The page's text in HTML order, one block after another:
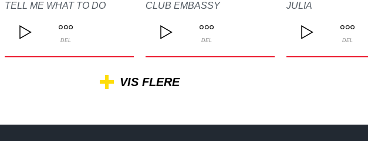
TELL ME WHAT TO DO
DEL
CLUB EMBASSY
DEL
JULIA
DEL
VIS FLERE